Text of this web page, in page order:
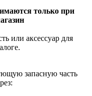
только при
или аксессуар для
запасную часть